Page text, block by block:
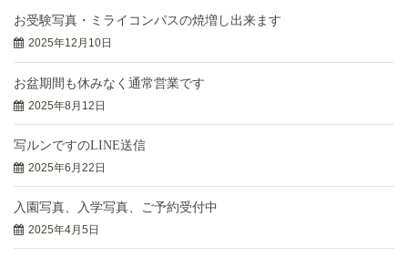
お受験写真・ミライコンパスの焼増し出来ます
2025年12月10日
お盆期間も休みなく通常営業です
2025年8月12日
写ルンですのLINE送信
2025年6月22日
入園写真、入学写真、ご予約受付中
2025年4月5日